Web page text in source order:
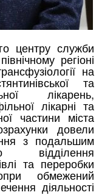
центру служби
регіоні
на
та
лікарень,
лікарні та
частини міста
довели
з подальшим
відділення
та переробки
обмежений
діяльності